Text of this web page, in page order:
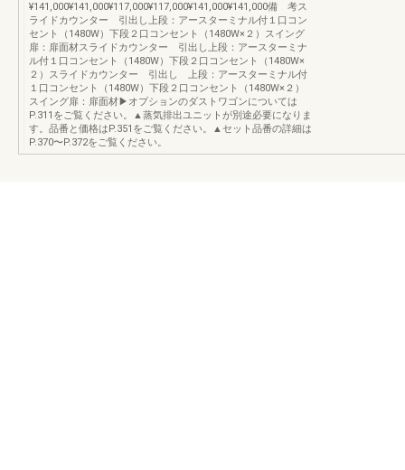
¥141,000¥141,000¥117,000¥117,000¥141,000¥141,000備 考ス
ライドカウンター 引出し上段：アースターミナル付１口コン
セント（1480W）下段２口コンセント（1480W×２）スイング
扉：扉面材スライドカウンター 引出し上段：アースターミナ
ル付１口コンセント（1480W）下段２口コンセント（1480W×
２）スライドカウンター 引出し 上段：アースターミナル付
１口コンセント（1480W）下段２口コンセント（1480W×２）
スイング扉：扉面材▶オプションのダストワゴンについては
P.311をご覧ください。▲蒸気排出ユニットが別途必要になりま
す。品番と価格はP.351をご覧ください。▲セット品番の詳細は
P.370〜P.372をご覧ください。